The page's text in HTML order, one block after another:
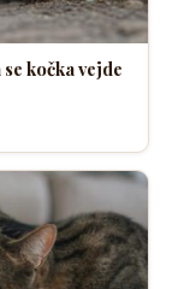
kočka vejde